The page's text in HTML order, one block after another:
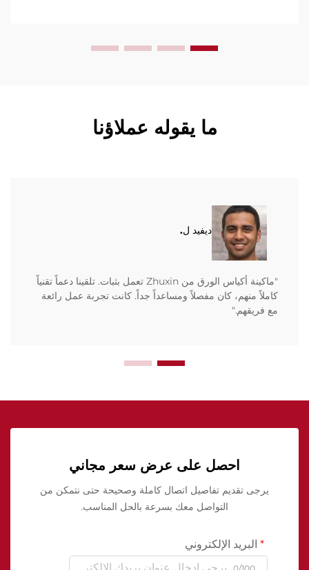
ما يقوله عملاؤنا
ديفيد ل.
"ماكينة أكياس الورق من Zhuxin تعمل بثبات. تلقينا دعماً تقنياً
كاملاً منهم، كان مفصلاً ومساعداً جداً. كانت تجربة عمل رائعة
مع فريقهم."
احصل على عرض سعر مجاني
يرجى تقديم تفاصيل اتصال كاملة وصحيحة حتى نتمكن من
التواصل معك بسرعة بالحل المناسب.
البريد الإلكتروني